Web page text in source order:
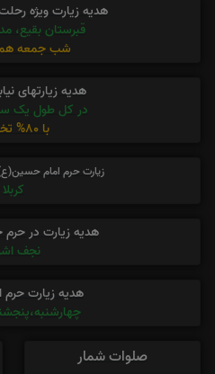
هدیه زیارت ویژه
قبرستان بقیع،
شب جمعه
هدیه زیارتهای
در کل طول یک
با 80% تخفیف
زیارت حرم امام
کربلا
هدیه زیارت در
نجف
هدیه زیارت حرم
صلوات شمار